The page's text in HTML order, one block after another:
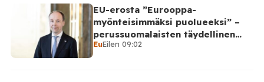
EU-erosta ”Eurooppa-
myönteisimmäksi puolueeksi” –
perussuomalaisten täydellinen
takinkääntö
EuEilen 09:02